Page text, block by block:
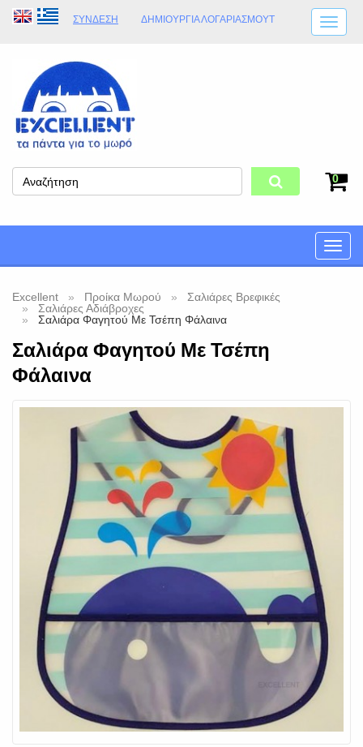
ΣΎΝΔΕΣΗ ΔΗΜΙΟΥΡΓΊΑ ΛΟΓΑΡΙΑΣΜΟΎT
ΩΡΆΡΙΟ ΚΑΤΑΣΤΉΜΑΤΟΣ
ΦΥΣΙΚΌ ΚΑΤΆΣΤΗΜΑ
0
Toggle
Excellent Προίκα Μωρού
Σαλιάρες Βρεφικές
Σαλιάρες Αδιάβροχες
Σαλιάρα Φαγητού Με Τσέπη Φάλαινα
Σαλιάρα Φαγητού Με Τσέπη
Φάλαινα